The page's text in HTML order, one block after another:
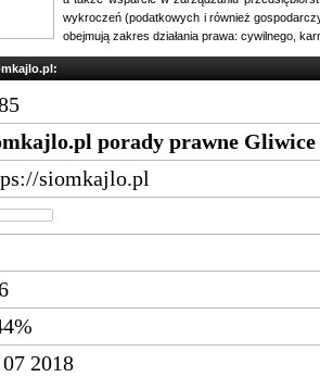
wykroczeń (podatkowych i również
obejmują zakres działania prawa: cywilnego,
porady prawne Gliwice
siomkajlo.pl
2018